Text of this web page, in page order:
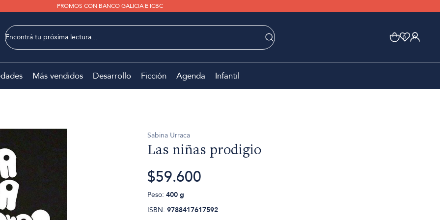
PROMOS CON BANCO GALICIA E ICBC
0 0
Más vendidos Desarrollo Ficción Agenda Infantil
Sabina Urraca
Las niñas prodigio
$59.600
Peso: 400 g
ISBN: 9788417617592